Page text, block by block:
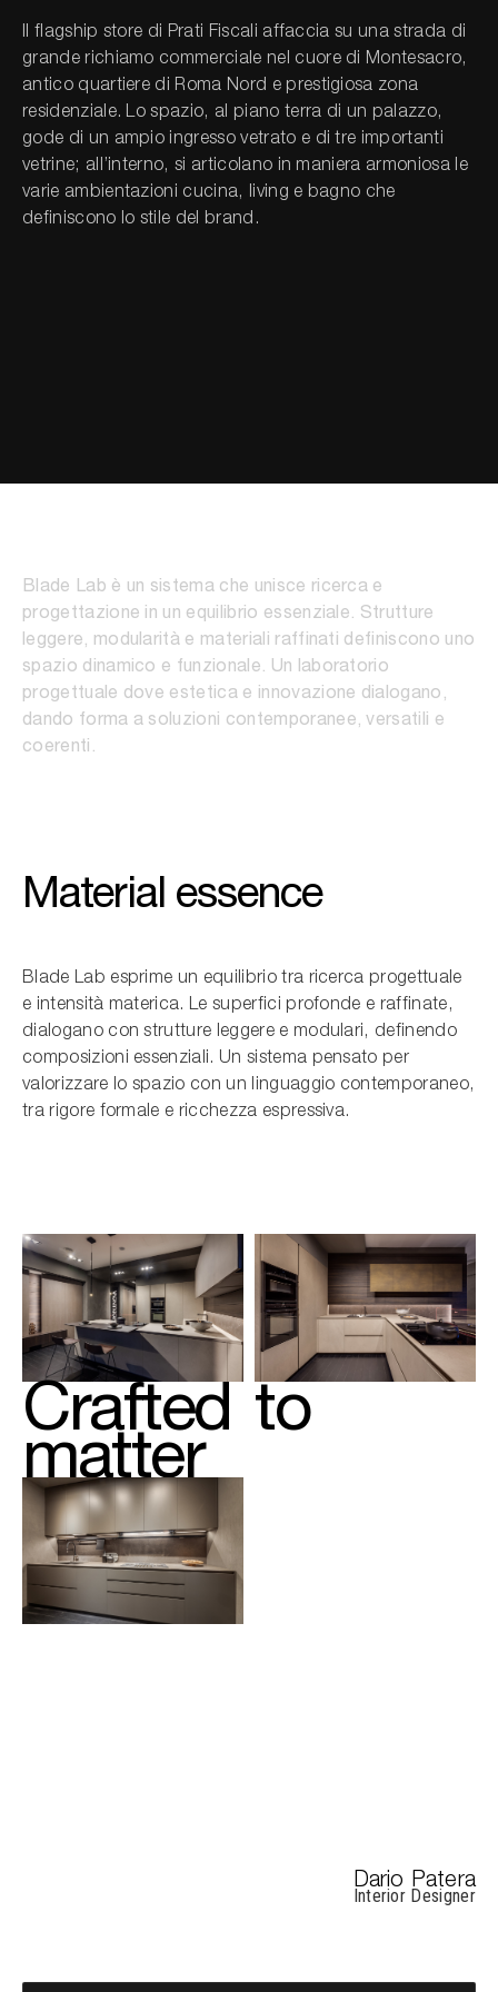
Cerca nel sito...
Il flagship store di Prati Fiscali affaccia su una strada di
grande richiamo commerciale nel cuore di Montesacro,
antico quartiere di Roma Nord e prestigiosa zona
residenziale. Lo spazio, al piano terra di un palazzo,
gode di un ampio ingresso vetrato e di tre importanti
vetrine; all’interno, si articolano in maniera armoniosa le
varie ambientazioni cucina, living e bagno che
definiscono lo stile del brand.
Blade Lab è un sistema che unisce ricerca e
progettazione in un equilibrio essenziale. Strutture
leggere, modularità e materiali raffinati definiscono uno
spazio dinamico e funzionale. Un laboratorio
progettuale dove estetica e innovazione dialogano,
dando forma a soluzioni contemporanee, versatili e
coerenti.
Material essence
Blade Lab esprime un equilibrio tra ricerca progettuale
e intensità materica. Le superfici profonde e raffinate,
dialogano con strutture leggere e modulari, definendo
composizioni essenziali. Un sistema pensato per
valorizzare lo spazio con un linguaggio contemporaneo,
tra rigore formale e ricchezza espressiva.
Crafted to
matter
Dario Patera
Interior Designer